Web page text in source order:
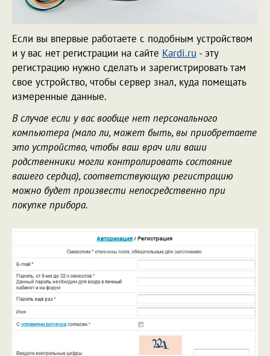
Если вы впервые работаете с подобным устройством
и у вас нет регистрации на сайте Kardi.ru - эту
регистрацию нужно сделать и зарегистрировать там
свое устройство, чтобы сервер знал, куда помещать
измеренные данные.
В случае если у вас вообще нет персонального
компьютера (мало ли, может быть, вы приобретаете
это устройство, чтобы ваш врач или ваши
родственники могли контролировать состояние
вашего сердца), соответствующую регистрацию
можно будет произвести непосредственно при
покупке прибора.